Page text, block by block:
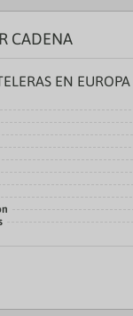
CADENA
EN EUROPA